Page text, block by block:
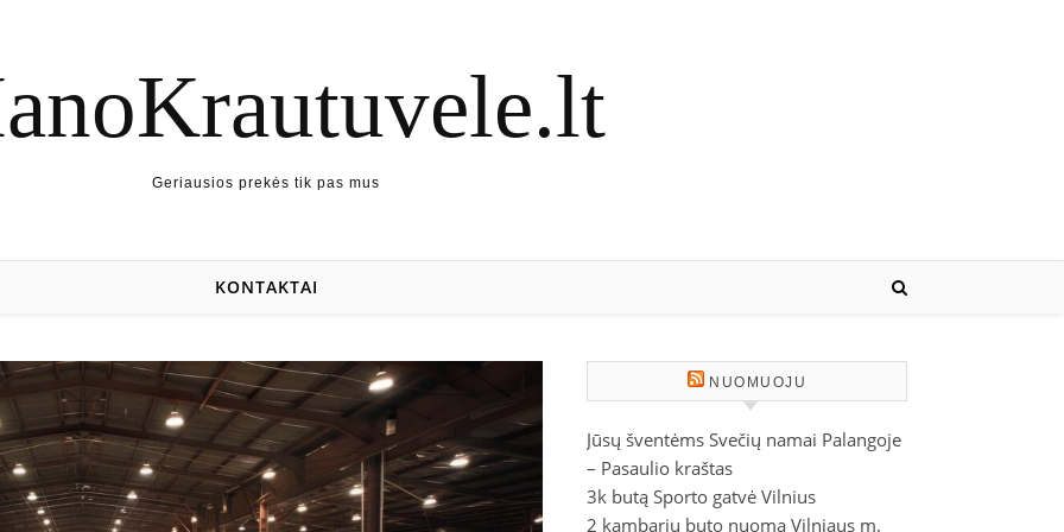
Geriausios prekės tik pas mus
KONTAKTAI
NUOMUOJU
Jūsų šventėms Svečių namai Palangoje
– Pasaulio kraštas
3k butą Sporto gatvė Vilnius
2 kambarių buto nuoma Vilniaus m.